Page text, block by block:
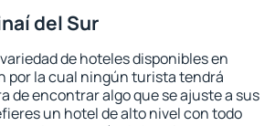
del Sur
de hoteles disponibles en
por la cual ningún turista tendrá
de encontrar algo que se ajuste a sus
un hotel de alto nivel con todo